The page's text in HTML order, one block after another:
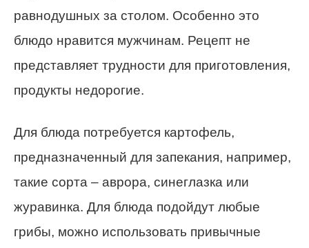
равнодушных за столом. Особенно это
блюдо нравится мужчинам. Рецепт не
представляет трудности для приготовления,
продукты недорогие.
Для блюда потребуется картофель,
предназначенный для запекания, например,
такие сорта – аврора, синеглазка или
журавинка. Для блюда подойдут любые
грибы, можно использовать привычные